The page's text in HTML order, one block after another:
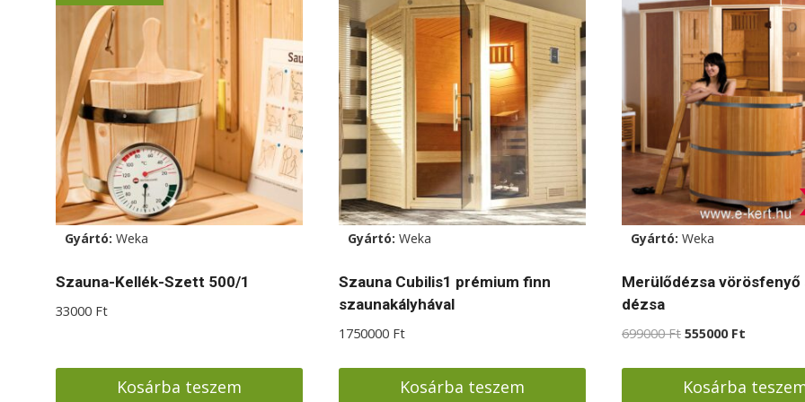
Gyártó: Weka
Szauna-Kellék-Szett 500/1
33000 Ft
Kosárba teszem
Gyártó: Weka
Szauna Cubilis1 prémium finn
szaunakályhával
1750000 Ft
Kosárba teszem
Gyártó: Weka
Merülődézsa vörösfenyő
dézsa
699000Ft Original
was:
699000 Ft.
555000 Ft
is:
555000
Kosárba